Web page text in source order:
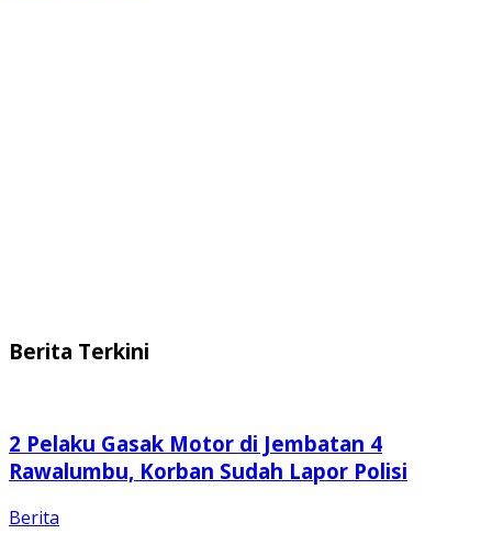
Berita Terkini
2 Pelaku Gasak Motor di Jembatan 4
Rawalumbu, Korban Sudah Lapor Polisi
Berita